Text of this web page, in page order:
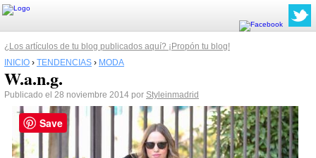
¿Los artículos de tu blog publicados aquí? ¡Propón tu blog!
INICIO › TENDENCIAS › MODA
W.a.n.g.
Publicado el 28 noviembre 2014 por Styleinmadrid
Save